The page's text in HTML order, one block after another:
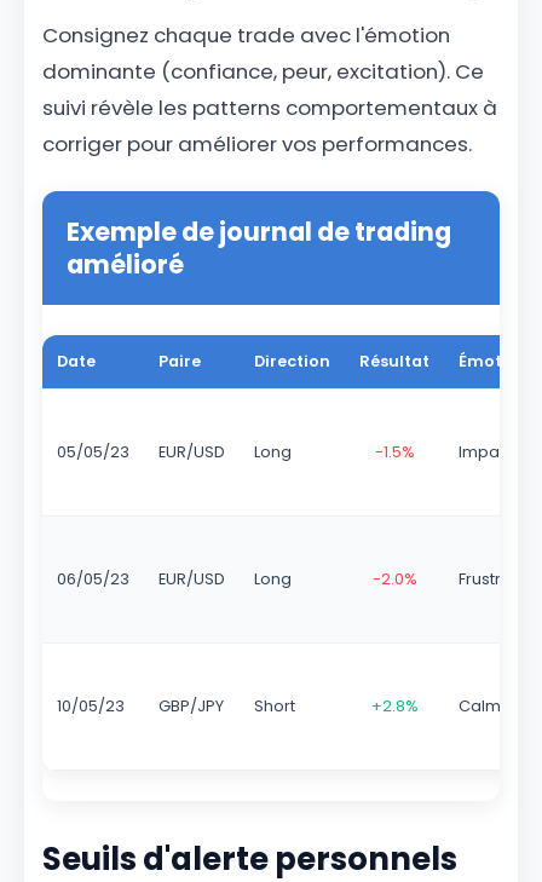
Consignez chaque trade avec l'émotion
dominante (confiance, peur, excitation). Ce
suivi révèle les patterns comportementaux à
corriger pour améliorer vos performances.
Exemple de journal de trading
amélioré
Date Paire Direction Résultat Émotion
05/05/23 EUR/USD Long -1.5%
06/05/23 EUR/USD Long -2.0% Frustration
10/05/23 GBP/JPY Short +2.8% Calme
Seuils d'alerte personnels